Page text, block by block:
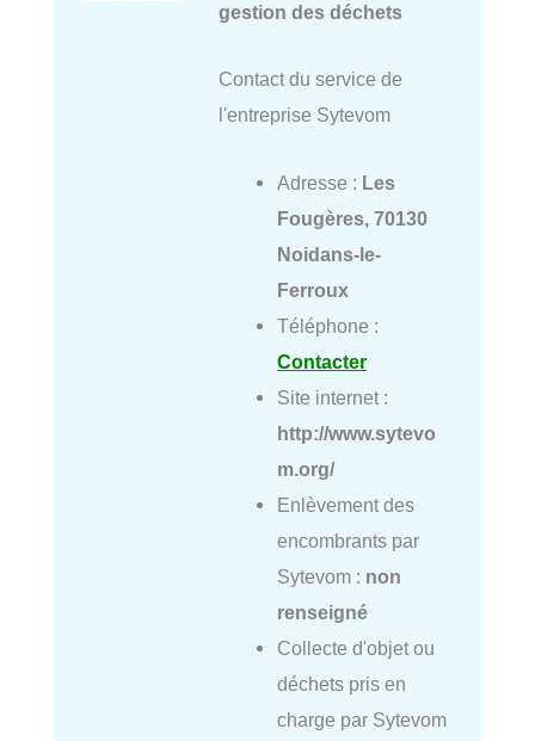
gestion des déchets
Contact du service de
l'entreprise Sytevom
Adresse : Les
Fougères, 70130
Noidans-le-
Ferroux
Téléphone :
Contacter
Site internet :
http://www.sytevo
m.org/
Enlèvement des
encombrants par
Sytevom : non
renseigné
Collecte d'objet ou
déchets pris en
charge par Sytevom